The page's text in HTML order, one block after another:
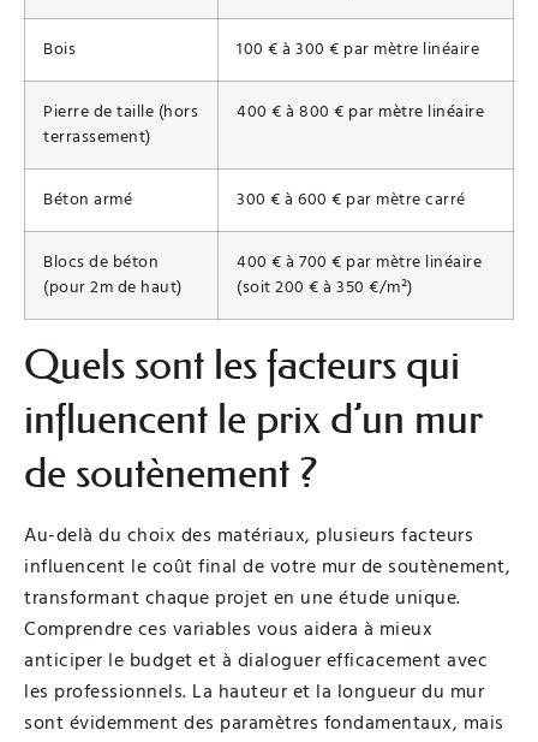
Bois 100 € à 300 € par mètre linéaire
Pierre de taille (hors
terrassement)
400 € à 800 € par mètre linéaire
Béton armé 300 € à 600 € par mètre carré
Blocs de béton
(pour 2m de haut)
400 € à 700 € par mètre linéaire
(soit 200 € à 350 €/m²)
Quels sont les facteurs qui
influencent le prix d’un mur
de soutènement ?
Au-delà du choix des matériaux, plusieurs facteurs
influencent le coût final de votre mur de soutènement,
transformant chaque projet en une étude unique.
Comprendre ces variables vous aidera à mieux
anticiper le budget et à dialoguer efficacement avec
les professionnels. La hauteur et la longueur du mur
sont évidemment des paramètres fondamentaux, mais